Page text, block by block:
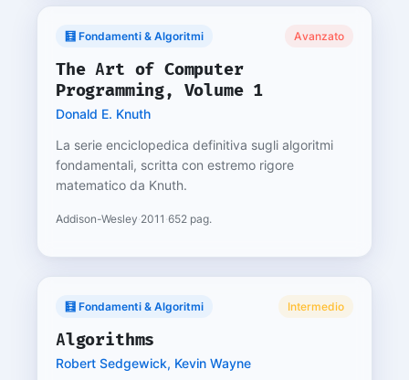
🧮 Fondamenti & Algoritmi Avanzato
The Art of Computer
Programming, Volume 1
Donald E. Knuth
La serie enciclopedica definitiva sugli algoritmi
fondamentali, scritta con estremo rigore
matematico da Knuth.
Addison-Wesley·2011 ·652 pag.
🧮 Fondamenti & Algoritmi Intermedio
Algorithms
Robert Sedgewick, Kevin Wayne